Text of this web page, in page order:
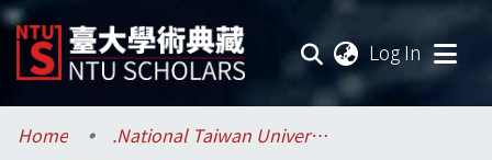
Log In
Communities & Collections
Home
.National Taiwan University / 國立臺灣大學